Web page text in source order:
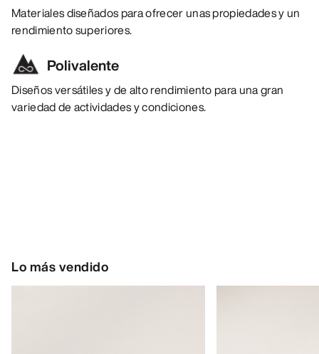
Materiales diseñados para ofrecer unas propiedades y un
rendimiento superiores.
Polivalente
Diseños versátiles y de alto rendimiento para una gran
variedad de actividades y condiciones.
Lo más vendido